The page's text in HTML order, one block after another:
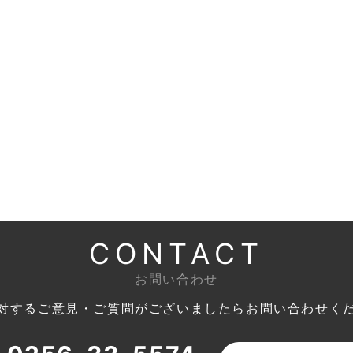
CONTACT
お問い合わせ
するご意見・ご質問がございましたら お問い合わせく